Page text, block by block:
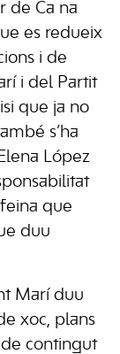
de Ca na
es redueix
i de
i del Partit
que ja no
s’ha
López
que
duu
Marí duu
xoc, plans
de contingut